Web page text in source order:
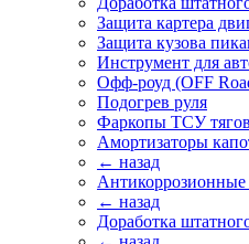
Защита картера
Защита кузова
Инструмент для
Офф-роуд (OFF
Подогрев руля
Фаркопы ТСУ
Амортизаторы
← назад
Антикоррозионные
← назад
Доработка